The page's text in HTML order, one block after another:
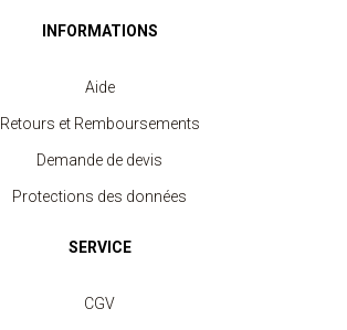
INFORMATIONS
Aide
Retours et Remboursements
Demande de devis
Protections des données
SERVICE
CGV